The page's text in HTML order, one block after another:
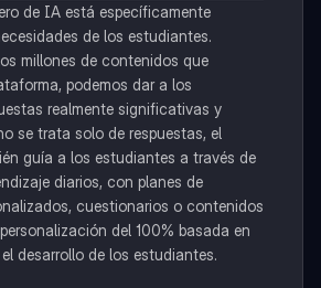
de IA está específicamente
de los estudiantes.
millones de contenidos que
podemos dar a los
realmente significativas y
se trata solo de respuestas, el
guía a los estudiantes a través de
diarios, con planes de
cuestionarios o contenidos
del 100% basada en
desarrollo de los estudiantes.